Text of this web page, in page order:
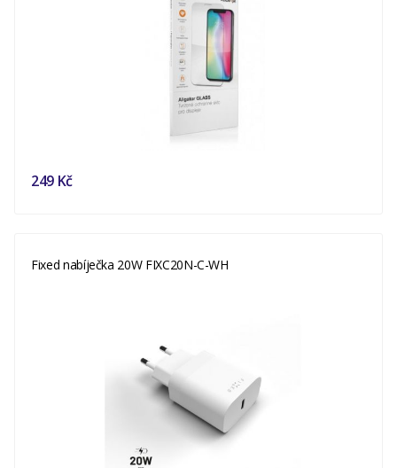
249 Kč
Fixed nabíječka 20W FIXC20N-C-WH